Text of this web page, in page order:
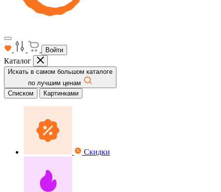
Войти
Каталог
Искать в самом большом каталоге
по лучшим ценам
Списком
Картинками
Скидки